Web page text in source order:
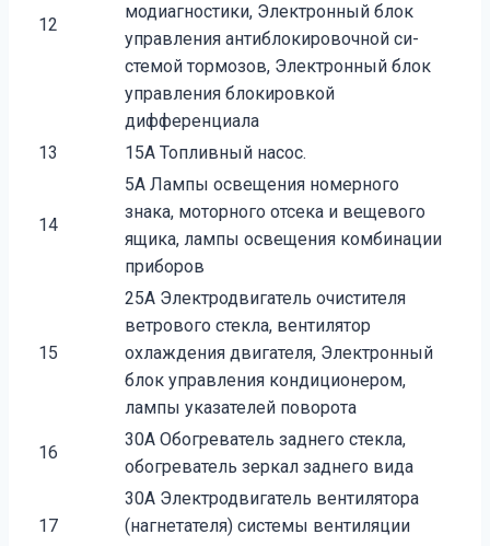
12
модиагностики, Электронный блок
управления антиблокировочной си­
стемой тормозов, Электронный блок
управления блокировкой
дифференциала
13
15А Топливный насос.
14
5А Лампы освещения номерного
знака, мотор­ного отсека и вещевого
ящика, лампы осве­щения комбинации
приборов
15
25А Электродвигатель очистителя
ветрового стекла, вентилятор
охлаждения двигателя, Электронный
блок управления кондиционером,
лампы указателей по­ворота
16
30А Обогреватель заднего стекла,
обогреватель зеркал заднего вида
17
30А Электродвигатель вентилятора
(нагнетателя) системы вентиляции